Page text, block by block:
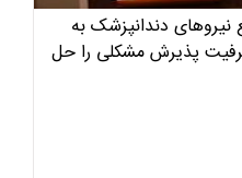
دندانپزشک به
پذیرش مشکلی را حل